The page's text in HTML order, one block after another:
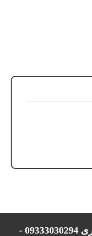
پشتیبانی در ساعات غیر اداری 09333030294 -